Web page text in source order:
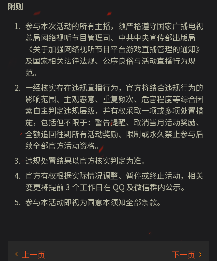
附则
参与本次活动的所有主播，须严格遵守国家广播电视
总局网络视听节目管理司、中共中央宣传部出版局
《关于加强网络视听节目平台游戏直播管理的通知》
及国家相关法律法规、公序良俗与活动直播行为规
范。
一经核实存在违规直播行为，官方将结合违规行为的
影响范围、主观恶意、重复频次、危害程度等综合因
素自主判定违规层级，并有权采取一项或多项处置措
施，包括但不限于：警告提醒、取消当月活动奖励、
全额追回往期所有活动奖励、限制或永久禁止参与后
续全部官方活动资格。
违规处置结果以官方核实判定为准。
官方有权根据实际情况调整、暂停或终止活动，相关
变更将提前 3 个工作日在 QQ 及微信群内公示。
参与本活动即视为同意本须知全部条款。